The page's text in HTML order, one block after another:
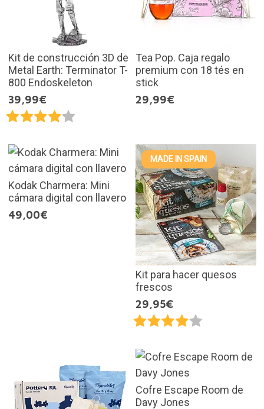
Kit de construcción 3D de
Metal Earth: Terminator T-
800 Endoskeleton
39,99€
Tea Pop. Caja regalo
premium con 18 tés en
stick
29,99€
Kodak Charmera: Mini
cámara digital con llavero
49,00€
MADE IN SPAIN
Kit para hacer quesos
frescos
29,95€
Cofre Escape Room de
Davy Jones